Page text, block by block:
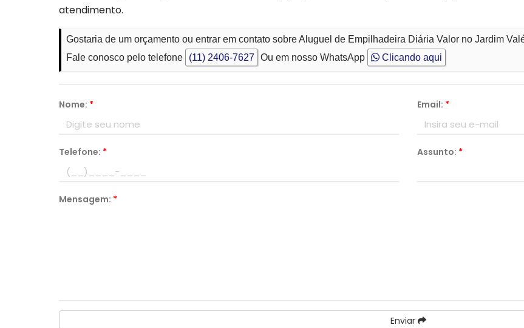
atendimento.
Gostaria de um orçamento ou entrar em contato sobre Aluguel de Empilhadeira Diária Valor no Jardim
Fale conosco pelo telefone
(11) 2406-7627 Ou em nosso WhatsApp Clicando aqui
Nome: * Email: *
Telefone: * Assunto: *
Mensagem: *
Enviar